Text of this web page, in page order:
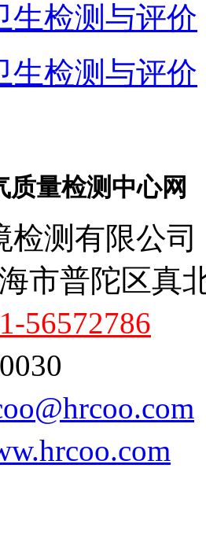
生检测与评价
生检测与评价
质量检测中心网
检测有限公司
市普陀区真
56572786